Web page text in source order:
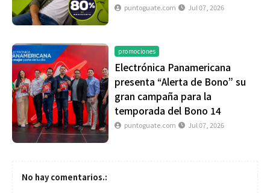
puntoguate.com Jul 07, 2026
promociones
Electrónica Panamericana
presenta “Alerta de Bono” su
gran campaña para la
temporada del Bono 14
puntoguate.com Jul 07, 2026
No hay comentarios.: